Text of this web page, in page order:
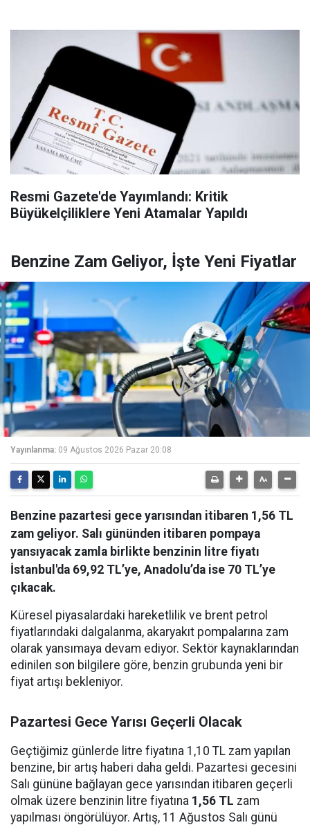
Resmi Gazete'de Yayımlandı: Kritik
Büyükelçiliklere Yeni Atamalar Yapıldı
Benzine Zam Geliyor, İşte Yeni Fiyatlar
Yayınlanma: 09 Ağustos 2026 Pazar 20:08
Benzine pazartesi gece yarısından itibaren 1,56 TL
zam geliyor. Salı gününden itibaren pompaya
yansıyacak zamla birlikte benzinin litre fiyatı
İstanbul'da 69,92 TL’ye, Anadolu’da ise 70 TL’ye
çıkacak.
Küresel piyasalardaki hareketlilik ve brent petrol
fiyatlarındaki dalgalanma, akaryakıt pompalarına zam
olarak yansımaya devam ediyor. Sektör kaynaklarından
edinilen son bilgilere göre, benzin grubunda yeni bir
fiyat artışı bekleniyor.
Pazartesi Gece Yarısı Geçerli Olacak
Geçtiğimiz günlerde litre fiyatına 1,10 TL zam yapılan
benzine, bir artış haberi daha geldi. Pazartesi gecesini
Salı gününe bağlayan gece yarısından itibaren geçerli
olmak üzere benzinin litre fiyatına 1,56 TL zam
yapılması öngörülüyor. Artış, 11 Ağustos Salı günü